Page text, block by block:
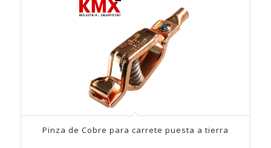
Pinza de Cobre para carrete puesta a tierra